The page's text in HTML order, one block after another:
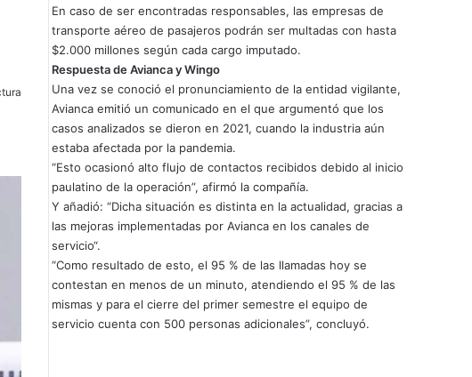
En caso de ser encontradas responsables, las empresas de
transporte aéreo de pasajeros podrán ser multadas con hasta
$2.000 millones según cada cargo imputado.
Respuesta de Avianca y Wingo
Una vez se conoció el pronunciamiento de la entidad vigilante,
Avianca emitió un comunicado en el que argumentó que los
casos analizados se dieron en 2021, cuando la industria aún
estaba afectada por la pandemia.
“Esto ocasionó alto flujo de contactos recibidos debido al inicio
paulatino de la operación”, afirmó la compañía.
Y añadió: “Dicha situación es distinta en la actualidad, gracias a
las mejoras implementadas por Avianca en los canales de
servicio“.
“Como resultado de esto, el 95 % de las llamadas hoy se
contestan en menos de un minuto, atendiendo el 95 % de las
mismas y para el cierre del primer semestre el equipo de
servicio cuenta con 500 personas adicionales”, concluyó.